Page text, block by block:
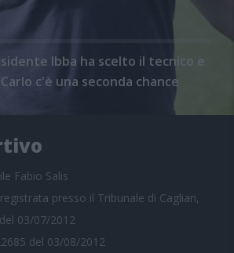
Ibba ha scelto il tecnico e
c'è una seconda chance
Fabio Salis
presso il Tribunale di Cagliari,
03/07/2012
del 03/08/2012